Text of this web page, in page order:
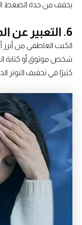
يخفف من حدة الضغط
6. التعبير عن
الكبت العاطفي من أبرز
شخص موثوق أو كتابة
كثيرًا في تخفيف التوتر